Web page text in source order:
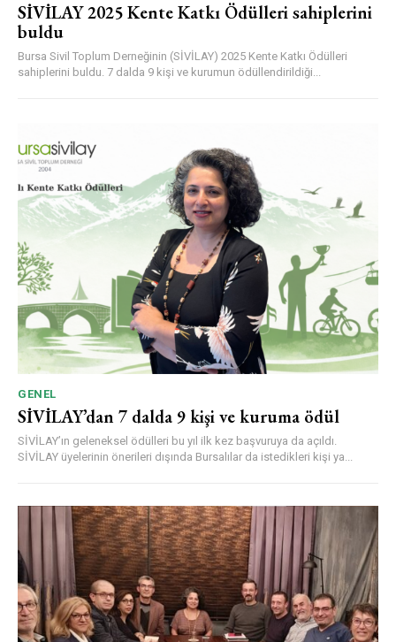
SİVİLAY 2025 Kente Katkı Ödülleri sahiplerini
buldu
Bursa Sivil Toplum Derneğinin (SİVİLAY) 2025 Kente Katkı Ödülleri
sahiplerini buldu. 7 dalda 9 kişi ve kurumun ödüllendirildiği...
GENEL
SİVİLAY’dan 7 dalda 9 kişi ve kuruma ödül
SİVİLAY’ın geleneksel ödülleri bu yıl ilk kez başvuruya da açıldı.
SİVİLAY üyelerinin önerileri dışında Bursalılar da istedikleri kişi ya...